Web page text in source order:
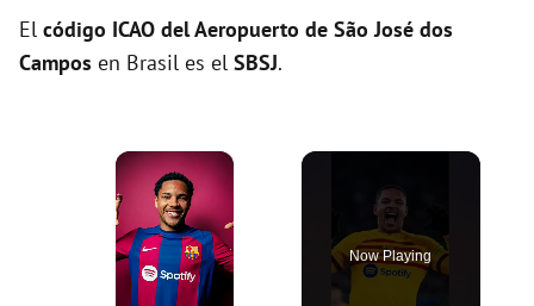
El código ICAO delAeropuerto de São José dos
Campos en Brasil es el SBSJ.
×
Now Playing